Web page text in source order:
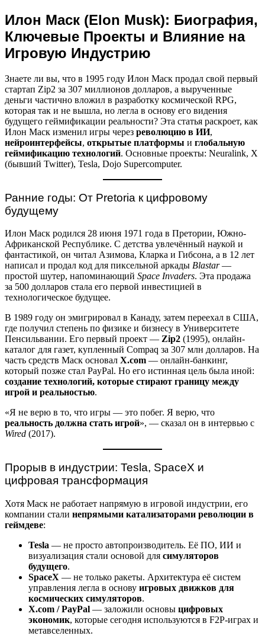
Илон Маск (Elon Musk): Биография,
Ключевые Проекты и Влияние на
Игровую Индустрию
Знаете ли вы, что в 1995 году Илон Маск продал свой первый
стартап Zip2 за 307 миллионов долларов, а вырученные
деньги частично вложил в разработку космической RPG,
которая так и не вышла, но легла в основу его видения
будущего геймификации реальности? Эта статья раскроет, как
Илон Маск изменил игры через революцию в ИИ,
нейроинтерфейсы, открытые платформы и глобальную
геймификацию технологий. Основные проекты: Neuralink, X
(бывший Twitter), Tesla, Dojo Supercomputer.
Ранние годы: От Pretoria к цифровому
будущему
Илон Маск родился 28 июня 1971 года в Претории, Южно-
Африканской Республике. С детства увлечённый наукой и
фантастикой, он читал Азимова, Кларка и Гибсона, а в 12 лет
написал и продал код для пиксельной аркады Blastar—
простой шутер, напоминающий Space Invaders. Эта продажа
за 500 долларов стала его первой инвестицией в
технологическое будущее.
В 1989 году он эмигрировал в Канаду, затем переехал в США,
где получил степень по физике и бизнесу в Университете
Пенсильвании. Его первый проект — Zip2 (1995), онлайн-
каталог для газет, купленный Compaq за 307 млн долларов. На
часть средств Маск основал X.com — онлайн-банкинг,
который позже стал PayPal. Но его истинная цель была иной:
создание технологий, которые стирают границу между
игрой и реальностью.
«Я не верю в то, что игры — это побег. Я верю, что
реальность должна стать игрой», — сказал он в интервью с
Wired (2017).
Прорыв в индустрии: Tesla, SpaceX и
цифровая трансформация
Хотя Маск не работает напрямую в игровой индустрии, его
компании стали непрямыми катализаторами революции в
геймдеве:
Tesla — не просто автопроизводитель. Её ПО, ИИ и
визуализация стали основой для симуляторов
будущего.
SpaceX — не только ракеты. Архитектура её систем
управления легла в основу игровых движков для
космических симуляторов.
X.com / PayPal — заложили основы цифровых
экономик, которые сегодня используются в F2P-играх и
метавселенных.